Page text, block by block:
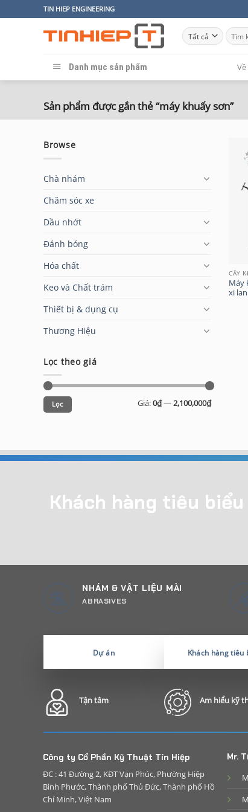
qua
TIN HIEP ENGINEERING
Tìm
kiếm:
Danh mục sản phẩm
Sản phẩm được gắn thẻ “máy khuấy sơn”
Browse
Chà nhám
Chăm sóc xe
Dầu nhớt
Đánh bóng
Hóa chất
Keo và Chất trám
Thiết bị & dụng cụ
Thương Hiệu
Lọc theo giá
Giá
thấp
nhất
Giá
cao
nhất
Lọc Giá:0₫—2,100,000₫
CÂY
Máy
xi
Khách hàng tiêu biểu
NHÁM & VẬT LIỆU MÀI
ABRASIVES
Dự án Khách hàng tiêu
Tận tâm Am hiểu kỹ
Công ty Cổ Phần Kỹ Thuật Tín Hiệp
ĐC : 41 Đường 2, KĐT Vạn Phúc, Phường Hiệp
Bình Phước, Thành phố Thủ Đức, Thành phố Hồ
Chí Minh, Việt Nam
Mr.